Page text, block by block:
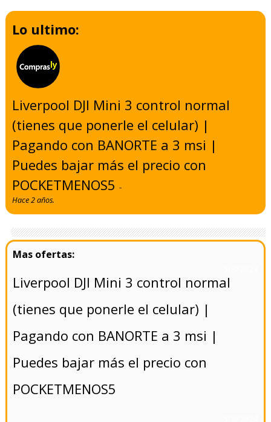
Lo ultimo:
Liverpool DJI Mini 3 control normal
(tienes que ponerle el celular) |
Pagando con BANORTE a 3 msi |
Puedes bajar más el precio con
POCKETMENOS5-
Hace 2 años.
Liverpool DJI Mini 3 control normal
(tienes que ponerle el celular) |
Pagando con BANORTE a 3 msi |
Puedes bajar más el precio con
POCKETMENOS5